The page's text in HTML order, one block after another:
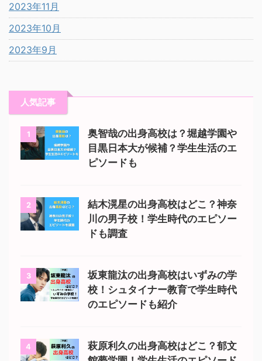
2023年11月
2023年10月
2023年9月
人気記事
1
奥智哉の出身高校は？堀越学園や
目黒日本大が候補？学生生活のエ
ピソードも
2
結木滉星の出身高校はどこ？神奈
川の男子校！学生時代のエピソー
ドも調査
3
坂東龍汰の出身高校はいずみの学
校！シュタイナー教育で学生時代
のエピソードも紹介
4
萩原利久の出身高校はどこ？郁文